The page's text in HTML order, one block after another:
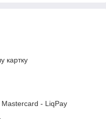
картку
- LiqPay